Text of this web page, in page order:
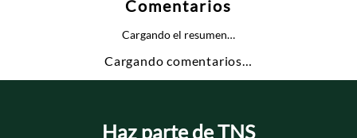
Comentarios
Cargando el resumen…
Cargando comentarios…
Haz parte de TNS